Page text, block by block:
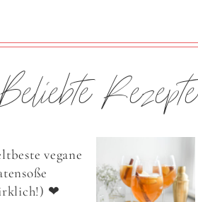
Beliebte Rezepte
vegane
❤